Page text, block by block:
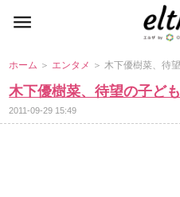
ホーム ＞ エンタメ ＞ 木下優樹菜、待
木下優樹菜、待望の子ど
2011-09-29 15:49